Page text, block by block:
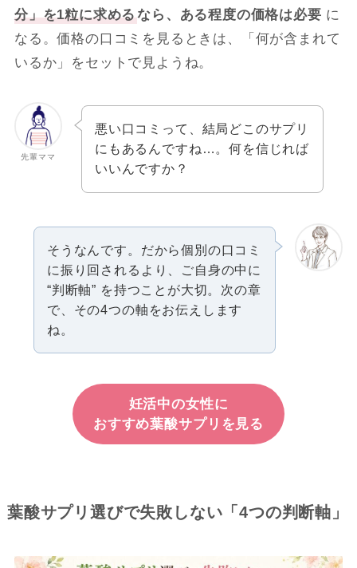
分」を1粒に求めるなら、ある程度の価格は必要 に
なる。価格の口コミを見るときは、「何が含まれて
いるか」をセットで見ようね。
先輩ママ
悪い口コミって、結局どこのサプリ
にもあるんですね…。何を信じれば
いいんですか？
そうなんです。だから個別の口コミ
に振り回されるより、ご自身の中に
“判断軸” を持つことが大切。次の章
で、その4つの軸をお伝えします
ね。
妊活中の女性に
おすすめ葉酸サプリを見る
葉酸サプリ選びで失敗しない「4つの判断軸」